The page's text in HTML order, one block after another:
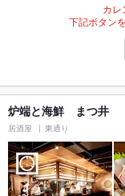
カレ
下記ボタン
炉端と海鮮 まつ井
居酒屋 東通り